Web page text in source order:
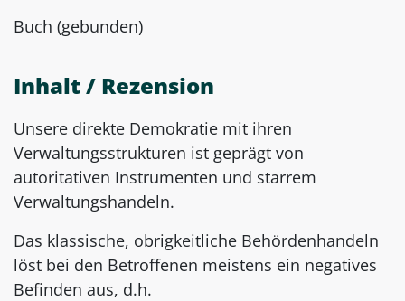
Buch (gebunden)
Inhalt / Rezension
Unsere direkte Demokratie mit ihren
Verwaltungsstrukturen ist geprägt von
autoritativen Instrumenten und starrem
Verwaltungshandeln.
Das klassische, obrigkeitliche Behördenhandeln
löst bei den Betroffenen meistens ein negatives
Befinden aus, d.h.